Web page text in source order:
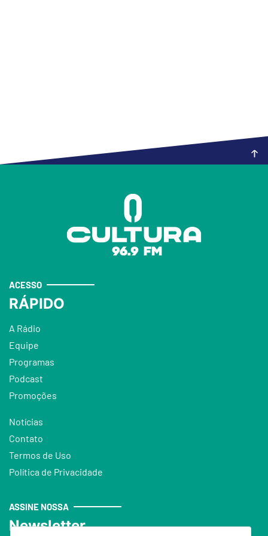
ACESSO
RÁPIDO
A Rádio
Equipe
Programas
Podcast
Promoções
Notícias
Contato
Termos de Uso
Política de Privacidade
ASSINE NOSSA
Newsletter